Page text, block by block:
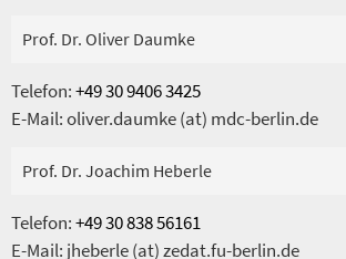
Prof. Dr. Oliver Daumke
Telefon:+49 30 9406 3425
E-Mail: oliver.daumke (at) mdc-berlin.de
Prof. Dr. Joachim Heberle
Telefon:+49 30 838 56161
E-Mail: jheberle (at) zedat.fu-berlin.de